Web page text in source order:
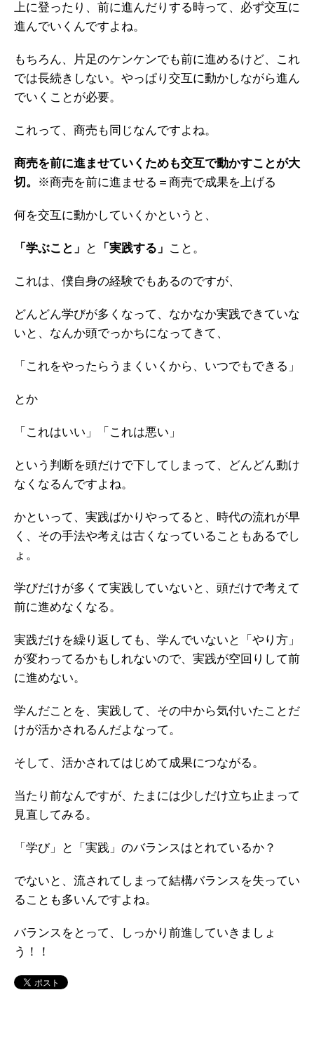
上に登ったり、前に進んだりする時って、必ず交互に
進んでいくんですよね。
もちろん、片足のケンケンでも前に進めるけど、これ
では長続きしない。やっぱり交互に動かしながら進ん
でいくことが必要。
これって、商売も同じなんですよね。
商売を前に進ませていくためも交互で動かすことが大
切。
※商売を前に進ませる＝商売で成果を上げる
何を交互に動かしていくかというと、
「学ぶこと」 と 「実践する」 こと。
これは、僕自身の経験でもあるのですが、
どんどん学びが多くなって、なかなか実践できていな
いと、なんか頭でっかちになってきて、
「これをやったらうまくいくから、いつでもできる」
とか
「これはいい」「これは悪い」
という判断を頭だけで下してしまって、どんどん動け
なくなるんですよね。
かといって、実践ばかりやってると、時代の流れが早
く、その手法や考えは古くなっていることもあるでし
ょ。
学びだけが多くて実践していないと、頭だけで考えて
前に進めなくなる。
実践だけを繰り返しても、学んでいないと「やり方」
が変わってるかもしれないので、実践が空回りして前
に進めない。
学んだことを、実践して、その中から気付いたことだ
けが活かされるんだよなって。
そして、活かされてはじめて成果につながる。
当たり前なんですが、たまには少しだけ立ち止まって
見直してみる。
「学び」と「実践」のバランスはとれているか？
でないと、流されてしまって結構バランスを失ってい
ることも多いんですよね。
バランスをとって、しっかり前進していきましょ
う！！